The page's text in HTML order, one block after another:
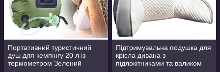
Портативний туристичний
душ для кемпінгу 20 л із
термометром Зелений
Підтримувальна подушка для
крісла дивана з
підлокітниками та валиком